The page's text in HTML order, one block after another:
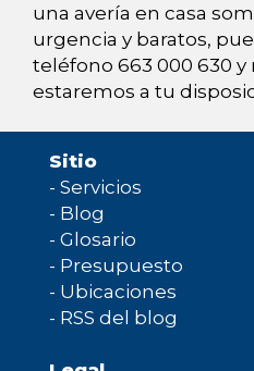
una avería en casa
urgencia y baratos,
teléfono 663 000 630
estaremos a tu
Sitio
- Servicios
- Blog
- Glosario
- Presupuesto
- Ubicaciones
- RSS del blog